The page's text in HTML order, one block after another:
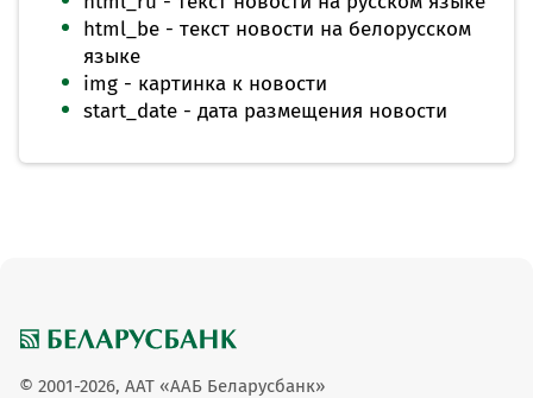
html_be - текст новости на белорусском
языке
img - картинка к новости
start_date - дата размещения новости
© 2001-2026, ААТ «ААБ Беларусбанк»